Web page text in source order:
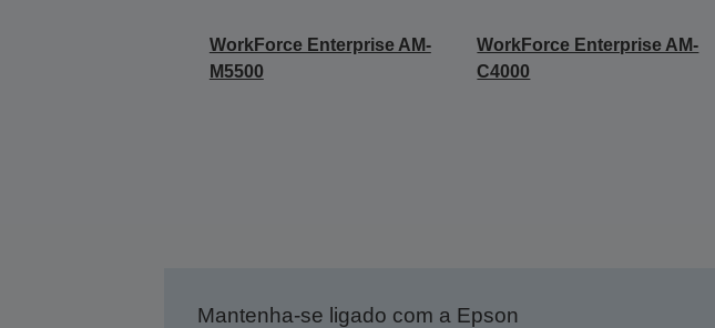
WorkForce Enterprise AM-
M5500
WorkForce Enterprise​ AM-
C4000​
Mantenha-se ligado com a Epson